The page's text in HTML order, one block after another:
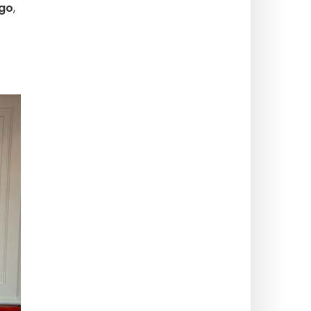
,